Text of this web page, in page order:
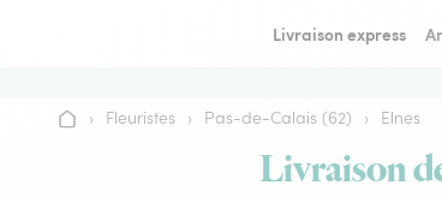
Livraison express
Accueil
› Fleuristes › Pas-de-Calais (62) › Elnes
Livraison